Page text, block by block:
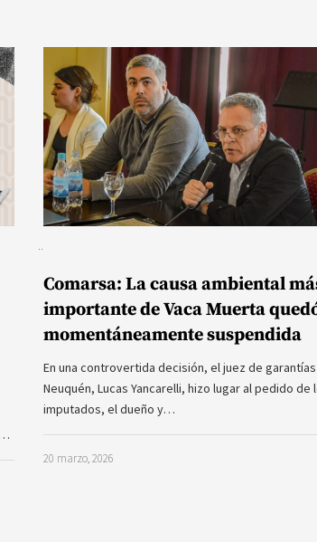
Comarsa: La causa ambiental
importante de Vaca Muerta
momentáneamente suspendida
En una controvertida decisión, el juez de
Neuquén, Lucas Yancarelli, hizo lugar al pedido de
imputados, el dueño y…
20 marzo, 2026